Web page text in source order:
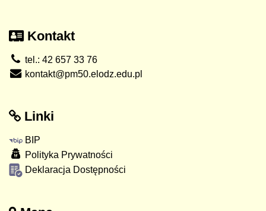
Kontakt
tel.: 42 657 33 76
kontakt@pm50.elodz.edu.pl
Linki
BIP
Polityka Prywatności
Deklaracja Dostępności